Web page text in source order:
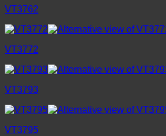
VT3762
VT3772
VT3793
VT3795